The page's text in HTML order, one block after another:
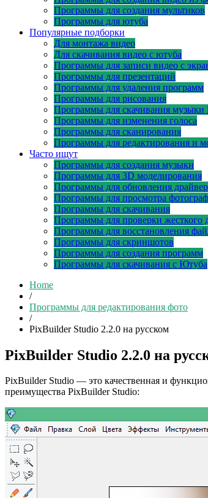
Программы для создания мультиков
Программы для ютуба
Популярные подборки
Для монтажа видео
Для скачивания видео с ютуба
Программы для записи видео с
Программы для презентаций
Программы для удаления программ
Программы для рисования
Программы для скачивания
Программы для изменения голоса
Программы для сканирования
Программы для редактирования и
Часто ищут
Программы для создания музыки
Программы для 3D моделирования
Программы для обновления
Программы для просмотра
Программы для скачивания
Программы для проверки жесткого
Программы для восстановления
Программы для скриншотов
Программы для создания программ
Программы для скачивания с Ютуба
Home
/
Программы для редактирования фото
/
PixBuilder Studio 2.2.0 на русском
PixBuilder Studio 2.2.0 на
PixBuilder Studio — это качественная и
преимущества PixBuilder Studio: